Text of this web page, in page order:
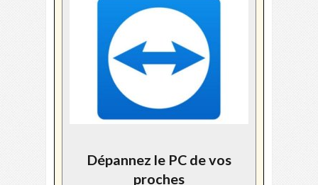
Dépannez le PC de vos
proches